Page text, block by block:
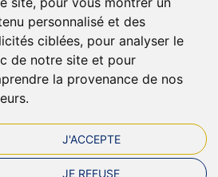
personnalisé et des
ciblées, pour analyser le
de notre site et pour
la provenance de nos
J'ACCEPTE
JE REFUSE
Tous droits réservés
sur Internet avec Apotekisto